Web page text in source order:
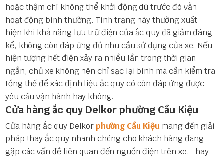
hoặc thậm chí không thể khởi động dù trước đó vẫn
hoạt động bình thường. Tình trạng này thường xuất
hiện khi khả năng lưu trữ điện của ắc quy đã giảm đáng
kể, không còn đáp ứng đủ nhu cầu sử dụng của xe. Nếu
hiện tượng hết điện xảy ra nhiều lần trong thời gian
ngắn, chủ xe không nên chỉ sạc lại bình mà cần kiểm tra
tổng thể để xác định liệu ắc quy có còn đáp ứng được
yêu cầu vận hành hay không.
Cửa hàng ắc quy Delkor phường Cầu Kiệu
Cửa hàng ắc quy Delkorphường Cầu Kiệumang đến giải
pháp thay ắc quy nhanh chóng cho khách hàng đang
gặp các vấn đề liên quan đến nguồn điện trên xe. Thay